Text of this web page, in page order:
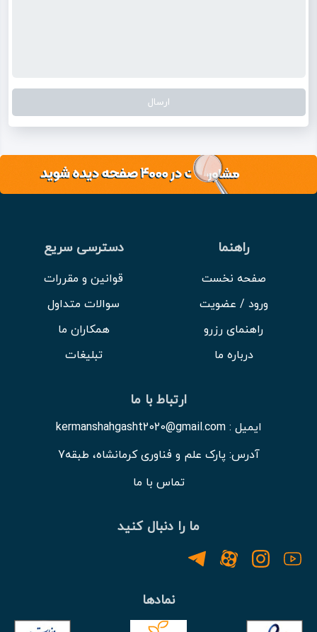
راهنما
صفحه نخست
ورود / عضویت
راهنمای رزرو
درباره ما
دسترسی سریع
قوانین و مقررات
سوالات متداول
همکاران ما
تبلیغات
ارتباط با ما
ایمیل : kermanshahgasht2020@gmail.com
آدرس: پارک علم و فناوری کرمانشاه، طبقه7
تماس با ما
ما را دنبال کنید
نمادها